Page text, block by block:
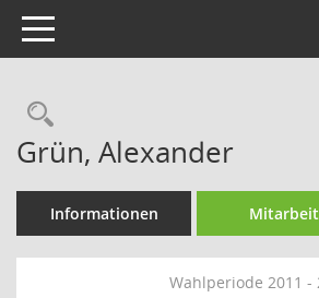
Toggle navigation
Rechercheauswahl
Grün, Alexander
Informationen Mitarbeit
Wahlperiode 2011 -